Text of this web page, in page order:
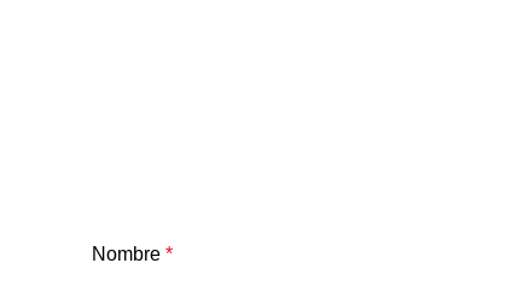
Nombre *